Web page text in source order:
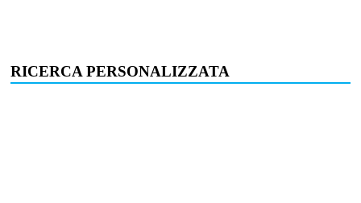
RICERCA PERSONALIZZATA